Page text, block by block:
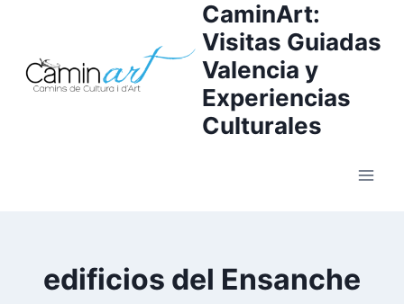
CaminArt:
Visitas Guiadas
Valencia y
Experiencias
Culturales
edificios del Ensanche